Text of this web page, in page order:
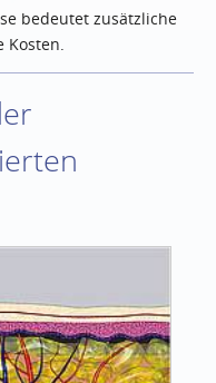
bedeutet zusätzliche
Kosten.